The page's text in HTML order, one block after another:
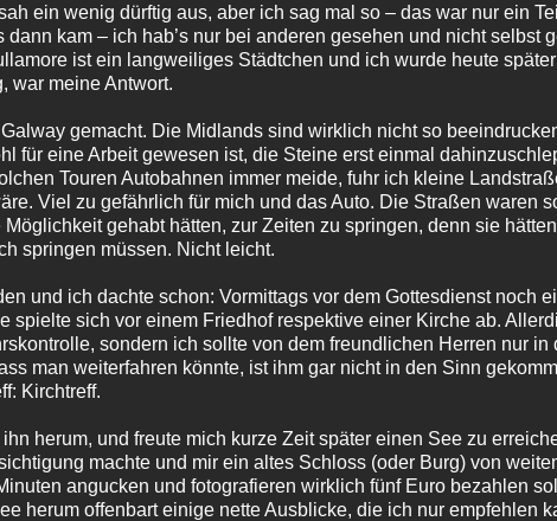
ein wenig dürftig aus, aber ich sag mal so – das war nur ein
kam – ich hab’s nur bei anderen gesehen und nicht selbst
ist ein langweiliges Städtchen und ich wurde heute
war meine Antwort.
gemacht. Die Midlands sind wirklich nicht so
für eine Arbeit gewesen ist, die Steine erst einmal
Touren Autobahnen immer meide, fuhr ich kleine
Viel zu gefährlich für mich und das Auto. Die Straßen waren
gehabt hätten, zur Zeiten zu springen, denn sie hätten
springen müssen. Nicht leicht.
und ich dachte schon: Vormittags vor dem Gottesdienst noch
spielte sich vor einem Friedhof respektive einer Kirche ab.
sondern ich sollte von dem freundlichen Herren nur in
man weiterfahren könnte, ist ihm gar nicht in den Sinn
Kirchtreff.
herum, und freute mich kurze Zeit später einen See zu
machte und mir ein altes Schloss (oder Burg) von
angucken und fotografieren wirklich fünf Euro bezahlen
herum offenbart einige nette Ausblicke, die ich nur empfehlen